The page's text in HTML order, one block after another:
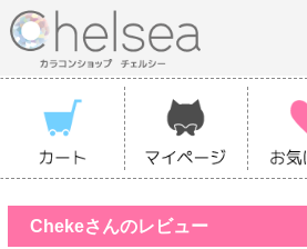
Chekeさんのレビュー